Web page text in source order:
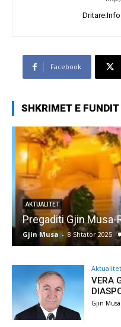
Facebook
SHKRIMET E FUNDIT
AKTUALITET
Pregaditi Gjin Musa-
Gjin Musa - 8 Shtator 2025
Aktualitet
VERA
Gjin Musa